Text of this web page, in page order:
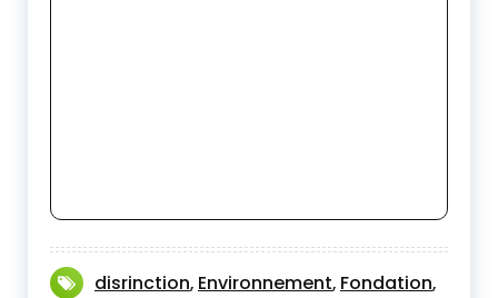
disrinction, Environnement, Fondation,